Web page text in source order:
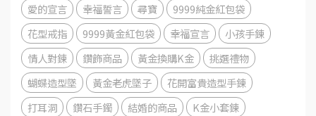
愛的宣言
幸福誓言 尋寶
9999純金紅包袋
花型戒指
9999黃金紅包袋 幸福宣言
小孩手鍊
情人對鍊
鑽飾商品 黃金換購K金
挑選禮物
蝴蝶造型墜
黃金老虎墜子
花開富貴造型手鍊
打耳洞
鑽石手鐲 結婚的商品
K金小套鍊